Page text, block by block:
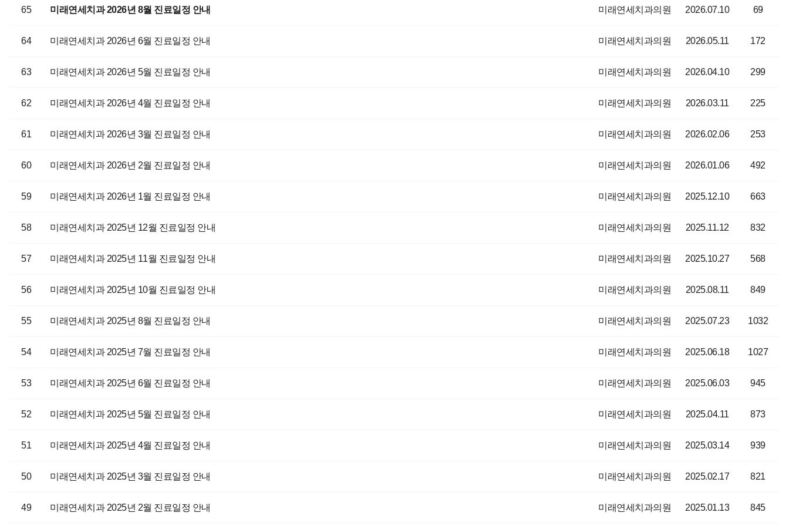
65 미래연세치과 2026년 8월 진료일정 안내 미래연세치과의원 2026.07.10 69
64 미래연세치과 2026년 6월 진료일정 안내 미래연세치과의원 2026.05.11 172
63 미래연세치과 2026년 5월 진료일정 안내 미래연세치과의원 2026.04.10 299
62 미래연세치과 2026년 4월 진료일정 안내 미래연세치과의원 2026.03.11 225
61 미래연세치과 2026년 3월 진료일정 안내 미래연세치과의원 2026.02.06 253
60 미래연세치과 2026년 2월 진료일정 안내 미래연세치과의원 2026.01.06 492
59 미래연세치과 2026년 1월 진료일정 안내 미래연세치과의원 2025.12.10 663
58 미래연세치과 2025년 12월 진료일정 안내 미래연세치과의원 2025.11.12 832
57 미래연세치과 2025년 11월 진료일정 안내 미래연세치과의원 2025.10.27 568
56 미래연세치과 2025년 10월 진료일정 안내 미래연세치과의원 2025.08.11 849
55 미래연세치과 2025년 8월 진료일정 안내 미래연세치과의원 2025.07.23 1032
54 미래연세치과 2025년 7월 진료일정 안내 미래연세치과의원 2025.06.18 1027
53 미래연세치과 2025년 6월 진료일정 안내 미래연세치과의원 2025.06.03 945
52 미래연세치과 2025년 5월 진료일정 안내 미래연세치과의원 2025.04.11 873
51 미래연세치과 2025년 4월 진료일정 안내 미래연세치과의원 2025.03.14 939
50 미래연세치과 2025년 3월 진료일정 안내 미래연세치과의원 2025.02.17 821
49 미래연세치과 2025년 2월 진료일정 안내 미래연세치과의원 2025.01.13 845